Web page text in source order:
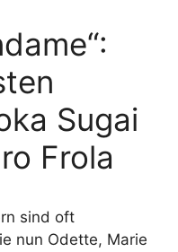
Sugai
Frola
sind oft
nun Odette, Marie